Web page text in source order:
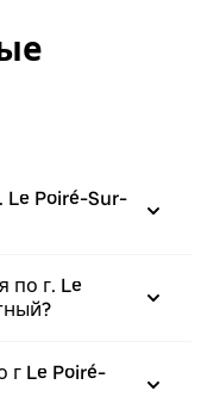
Le Poiré-Sur-
по г. Le
Le Poiré-